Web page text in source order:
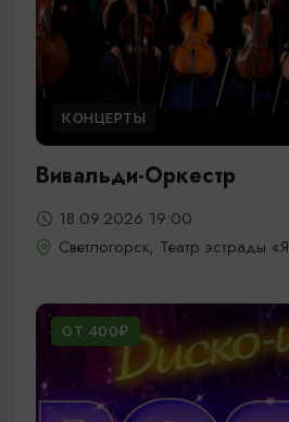
КОНЦЕРТЫ
Вивальди-Оркестр
18.09.2026 19:00
Светлогорск, Театр эстрады
ОТ 400₽